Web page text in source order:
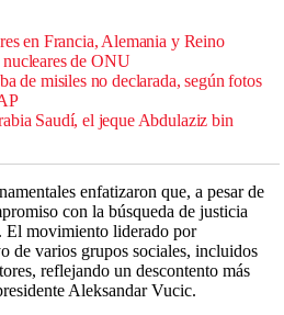
en Francia, Alemania y Reino
de ONU
de misiles no declarada, según fotos
Saudí, el jeque Abdulaziz bin
enfatizaron que, a pesar de
con la búsqueda de justicia
El movimiento liderado por
de varios grupos sociales, incluidos
reflejando un descontento más
Aleksandar Vucic.